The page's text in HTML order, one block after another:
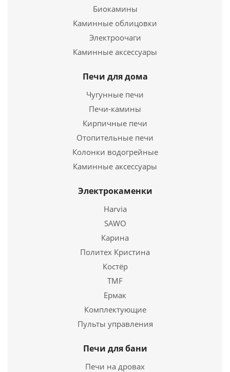
Подробнее
Купить в 1 клик
Отвод ОТ-Р 45* 430, 0,8/430, 0,5 d 250\310
4 404руб.
Подробнее
Купить в 1 клик
Биокамины
Каминные облицовки
Электроочаги
Каминные аксессуары
Печи для дома
Чугунные печи
Печи-камины
Кирпичные печи
Отопительные печи
Колонки водогрейные
Каминные аксессуары
Электрокаменки
Harvia
SAWO
Карина
Политех Кристина
Костёр
TMF
Ермак
Комплектующие
Пульты управления
Печи для бани
Печи на дровах